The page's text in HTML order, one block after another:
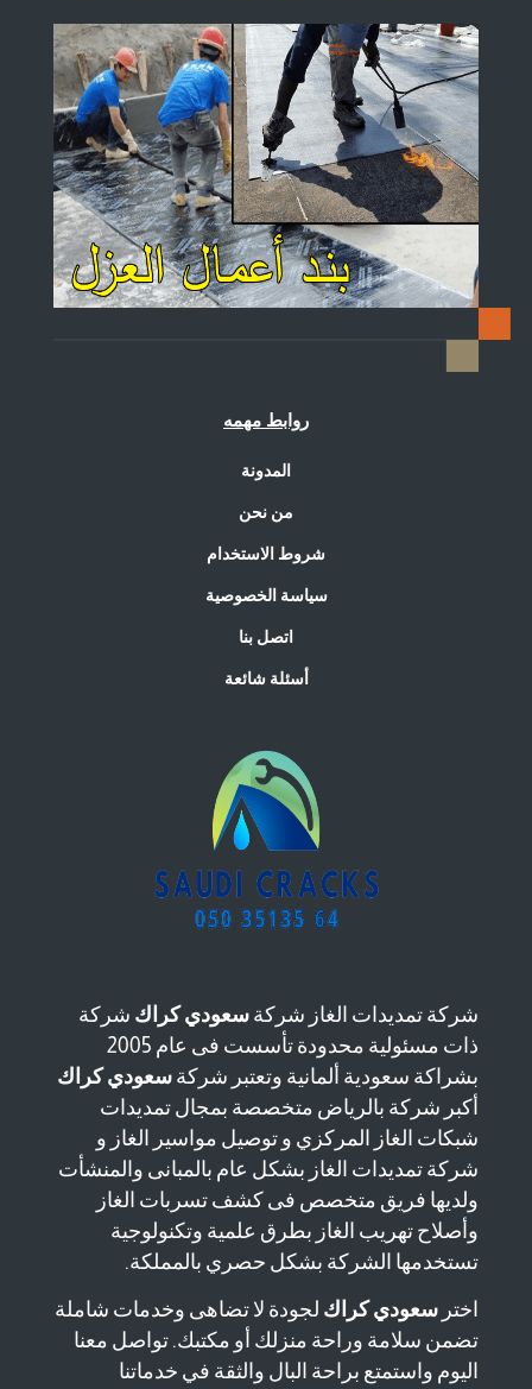
روابط مهمه
المدونة
من نحن
شروط الاستخدام
سياسة الخصوصية
اتصل بنا
أسئلة شائعة
شركة تمديدات الغاز شركة سعودي كراك شركة
ذات مسئولية محدودة تأسست فى عام 2005
بشراكة سعودية ألمانية وتعتبر شركة سعودي كراك
أكبر شركة بالرياض متخصصة بمجال تمديدات
شبكات الغاز المركزي و توصيل مواسير الغاز و
شركة تمديدات الغاز بشكل عام بالمبانى والمنشأت
ولديها فريق متخصص فى كشف تسربات الغاز
وأصلاح تهريب الغاز بطرق علمية وتكنولوجية
تستخدمها الشركة بشكل حصري بالمملكة.
اختر سعودي كراك لجودة لا تضاهى وخدمات شاملة
تضمن سلامة وراحة منزلك أو مكتبك. تواصل معنا
اليوم واستمتع براحة البال والثقة في خدماتنا